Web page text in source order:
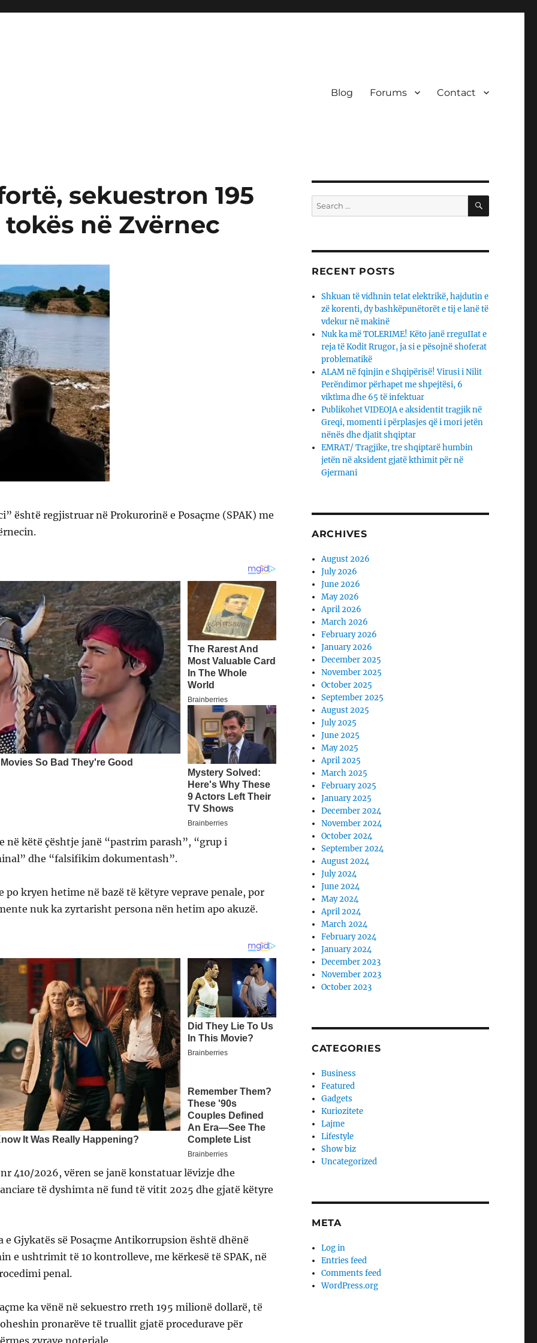
Blog Forums Contact
sekuestron 195
në Zvërnec
është regjistruar në Prokurorinë e Posaçme (SPAK) me
në këtë çështje janë “pastrim parash”, “grup i
dhe “falsifikim dokumentash”.
po kryen hetime në bazë të këtyre veprave penale, por
nuk ka zyrtarisht persona nën hetim apo akuzë.
410/2026, vëren se janë konstatuar lëvizje dhe
të dyshimta në fund të vitit 2025 dhe gjatë këtyre
e Gjykatës së Posaçme Antikorrupsion është dhënë
e ushtrimit të 10 kontrolleve, me kërkesë të SPAK, në
penal.
ka vënë në sekuestro rreth 195 milionë dollarë, të
pronarëve të truallit gjatë procedurave për
Search
for:
SEARCH
RECENT POSTS
Shkuan të vidhnin teIat elektrikë, hajdutin e
zë korenti, dy bashkëpunëtorët e tij e lanë të
vdekur në makinë
Nuk ka më TOLERIME! Këto janë rreguIIat e
reja të Kodit Rrugor, ja si e pësojnë shoferat
problematikë
ALAM në fqinjin e Shqipërisë! Virusi i Nilit
Perëndimor përhapet me shpejtësi, 6
viktìma dhe 65 të infektuar
Publikohet VIDEOJA e aksidentit tragjik në
Greqi, momenti i përplasjes që i mori jetën
nënës dhe djaΙit shqiptar
EMRAT/ Tragjike, tre shqiptarë humbin
jetën në aksident gjatë kthimit për në
Gjermani
ARCHIVES
August 2026
July 2026
June 2026
May 2026
April 2026
March 2026
February 2026
January 2026
December 2025
November 2025
October 2025
September 2025
August 2025
July 2025
June 2025
May 2025
April 2025
March 2025
February 2025
January 2025
December 2024
November 2024
October 2024
September 2024
August 2024
July 2024
June 2024
May 2024
April 2024
March 2024
February 2024
January 2024
December 2023
November 2023
October 2023
CATEGORIES
Business
Featured
Gadgets
Kuriozitete
Lajme
Lifestyle
Show biz
Uncategorized
META
Log in
Entries feed
Comments feed
WordPress.org